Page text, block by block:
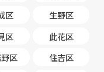
区
生野区
区
此花区
区
住吉区